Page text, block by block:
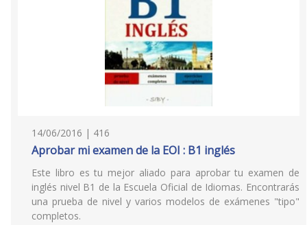
14/06/2016 | 416
Aprobar mi examen de la EOI : B1 inglés
Este libro es tu mejor aliado para aprobar tu examen de
inglés nivel B1 de la Escuela Oficial de Idiomas. Encontrarás
una prueba de nivel y varios modelos de exámenes "tipo"
completos.